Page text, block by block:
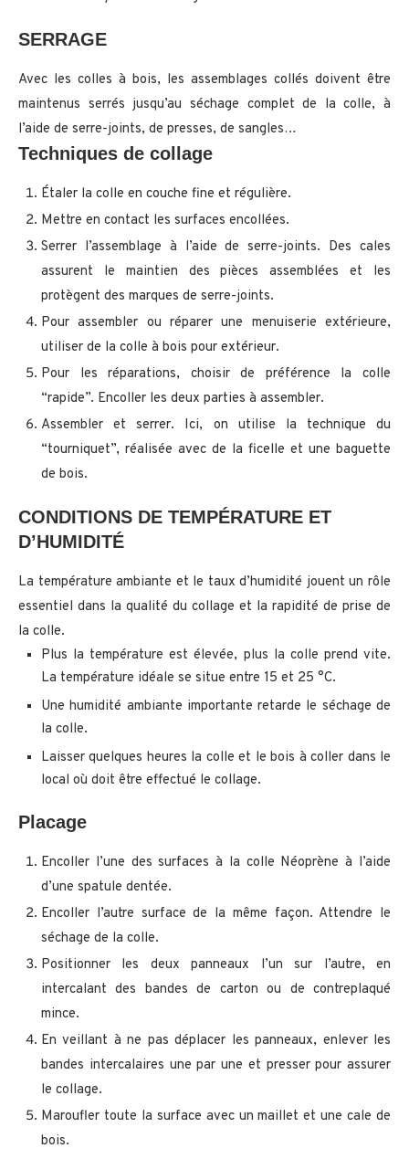
SERRAGE
Avec les colles à bois, les assemblages collés doivent être
maintenus serrés jusqu’au séchage complet de la colle, à
l’aide de serre-joints, de presses, de sangles…
Techniques de collage
Étaler la colle en couche fine et régulière.
Mettre en contact les surfaces encollées.
Serrer l’assemblage à l’aide de serre-joints. Des cales
assurent le maintien des pièces assemblées et les
protègent des marques de serre-joints.
Pour assembler ou réparer une menuiserie extérieure,
utiliser de la colle à bois pour extérieur.
Pour les réparations, choisir de préférence la colle
“rapide”. Encoller les deux parties à assembler.
Assembler et serrer. Ici, on utilise la technique du
“tourniquet”, réalisée avec de la ficelle et une baguette
de bois.
CONDITIONS DE TEMPÉRATURE ET
D’HUMIDITÉ
La température ambiante et le taux d’humidité jouent un rôle
essentiel dans la qualité du collage et la rapidité de prise de
la colle.
Plus la température est élevée, plus la colle prend vite.
La température idéale se situe entre 15 et 25 °C.
Une humidité ambiante importante retarde le séchage de
la colle.
Laisser quelques heures la colle et le bois à coller dans le
local où doit être effectué le collage.
Placage
Encoller l’une des surfaces à la colle Néoprène à l’aide
d’une spatule dentée.
Encoller l’autre surface de la même façon. Attendre le
séchage de la colle.
Positionner les deux panneaux l’un sur l’autre, en
intercalant des bandes de carton ou de contreplaqué
mince.
En veillant à ne pas déplacer les panneaux, enlever les
bandes intercalaires une par une et presser pour assurer
le collage.
Maroufler toute la surface avec un maillet et une cale de
bois.